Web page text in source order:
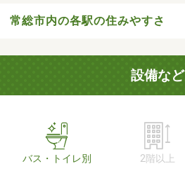
常総市内の各駅の住みやすさ
設備など
バス・トイレ別 2階以上